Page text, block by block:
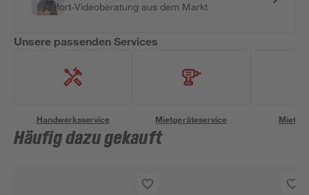
Sofort-Videoberatung aus dem Markt
Unsere passenden Services
Handwerksservice Mietgeräteservice
Häufig dazu gekauft